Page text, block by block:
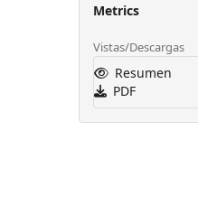
Metrics
Vistas/Descargas
Resumen
PDF